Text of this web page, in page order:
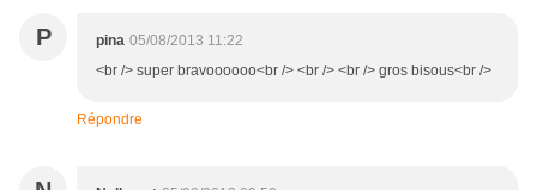
P pina 05/08/2013 11:22
<br /> super bravoooooo<br /> <br /> <br /> gros bisous<br />
Répondre